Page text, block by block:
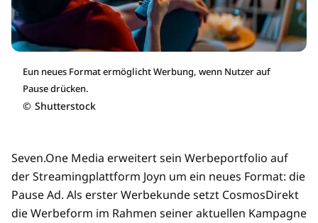
Eun neues Format ermöglicht Werbung, wenn Nutzer auf
Pause drücken.
© Shutterstock
Seven.One Media erweitert sein Werbeportfolio auf
der Streamingplattform Joyn um ein neues Format: die
Pause Ad. Als erster Werbekunde setzt CosmosDirekt
die Werbeform im Rahmen seiner aktuellen Kampagne